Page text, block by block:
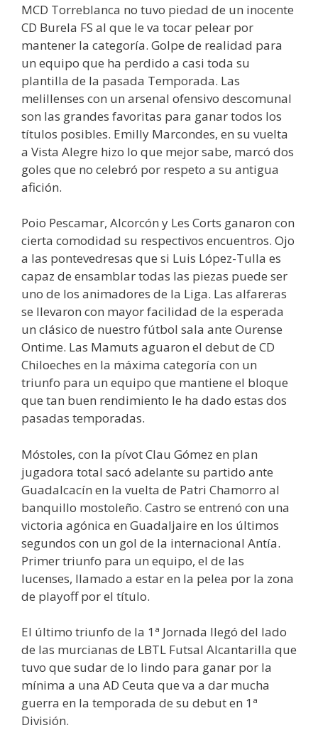
MCD Torreblanca no tuvo piedad de un inocente
CD Burela FS al que le va tocar pelear por
mantener la categoría. Golpe de realidad para
un equipo que ha perdido a casi toda su
plantilla de la pasada Temporada. Las
melillenses con un arsenal ofensivo descomunal
son las grandes favoritas para ganar todos los
títulos posibles. Emilly Marcondes, en su vuelta
a Vista Alegre hizo lo que mejor sabe, marcó dos
goles que no celebró por respeto a su antigua
afición.
Poio Pescamar, Alcorcón y Les Corts ganaron con
cierta comodidad su respectivos encuentros. Ojo
a las pontevedresas que si Luis López-Tulla es
capaz de ensamblar todas las piezas puede ser
uno de los animadores de la Liga. Las alfareras
se llevaron con mayor facilidad de la esperada
un clásico de nuestro fútbol sala ante Ourense
Ontime. Las Mamuts aguaron el debut de CD
Chiloeches en la máxima categoría con un
triunfo para un equipo que mantiene el bloque
que tan buen rendimiento le ha dado estas dos
pasadas temporadas.
Móstoles, con la pívot Clau Gómez en plan
jugadora total sacó adelante su partido ante
Guadalcacín en la vuelta de Patri Chamorro al
banquillo mostoleño. Castro se entrenó con una
victoria agónica en Guadaljaire en los últimos
segundos con un gol de la internacional Antía.
Primer triunfo para un equipo, el de las
lucenses, llamado a estar en la pelea por la zona
de playoff por el título.
El último triunfo de la 1ª Jornada llegó del lado
de las murcianas de LBTL Futsal Alcantarilla que
tuvo que sudar de lo lindo para ganar por la
mínima a una AD Ceuta que va a dar mucha
guerra en la temporada de su debut en 1ª
División.